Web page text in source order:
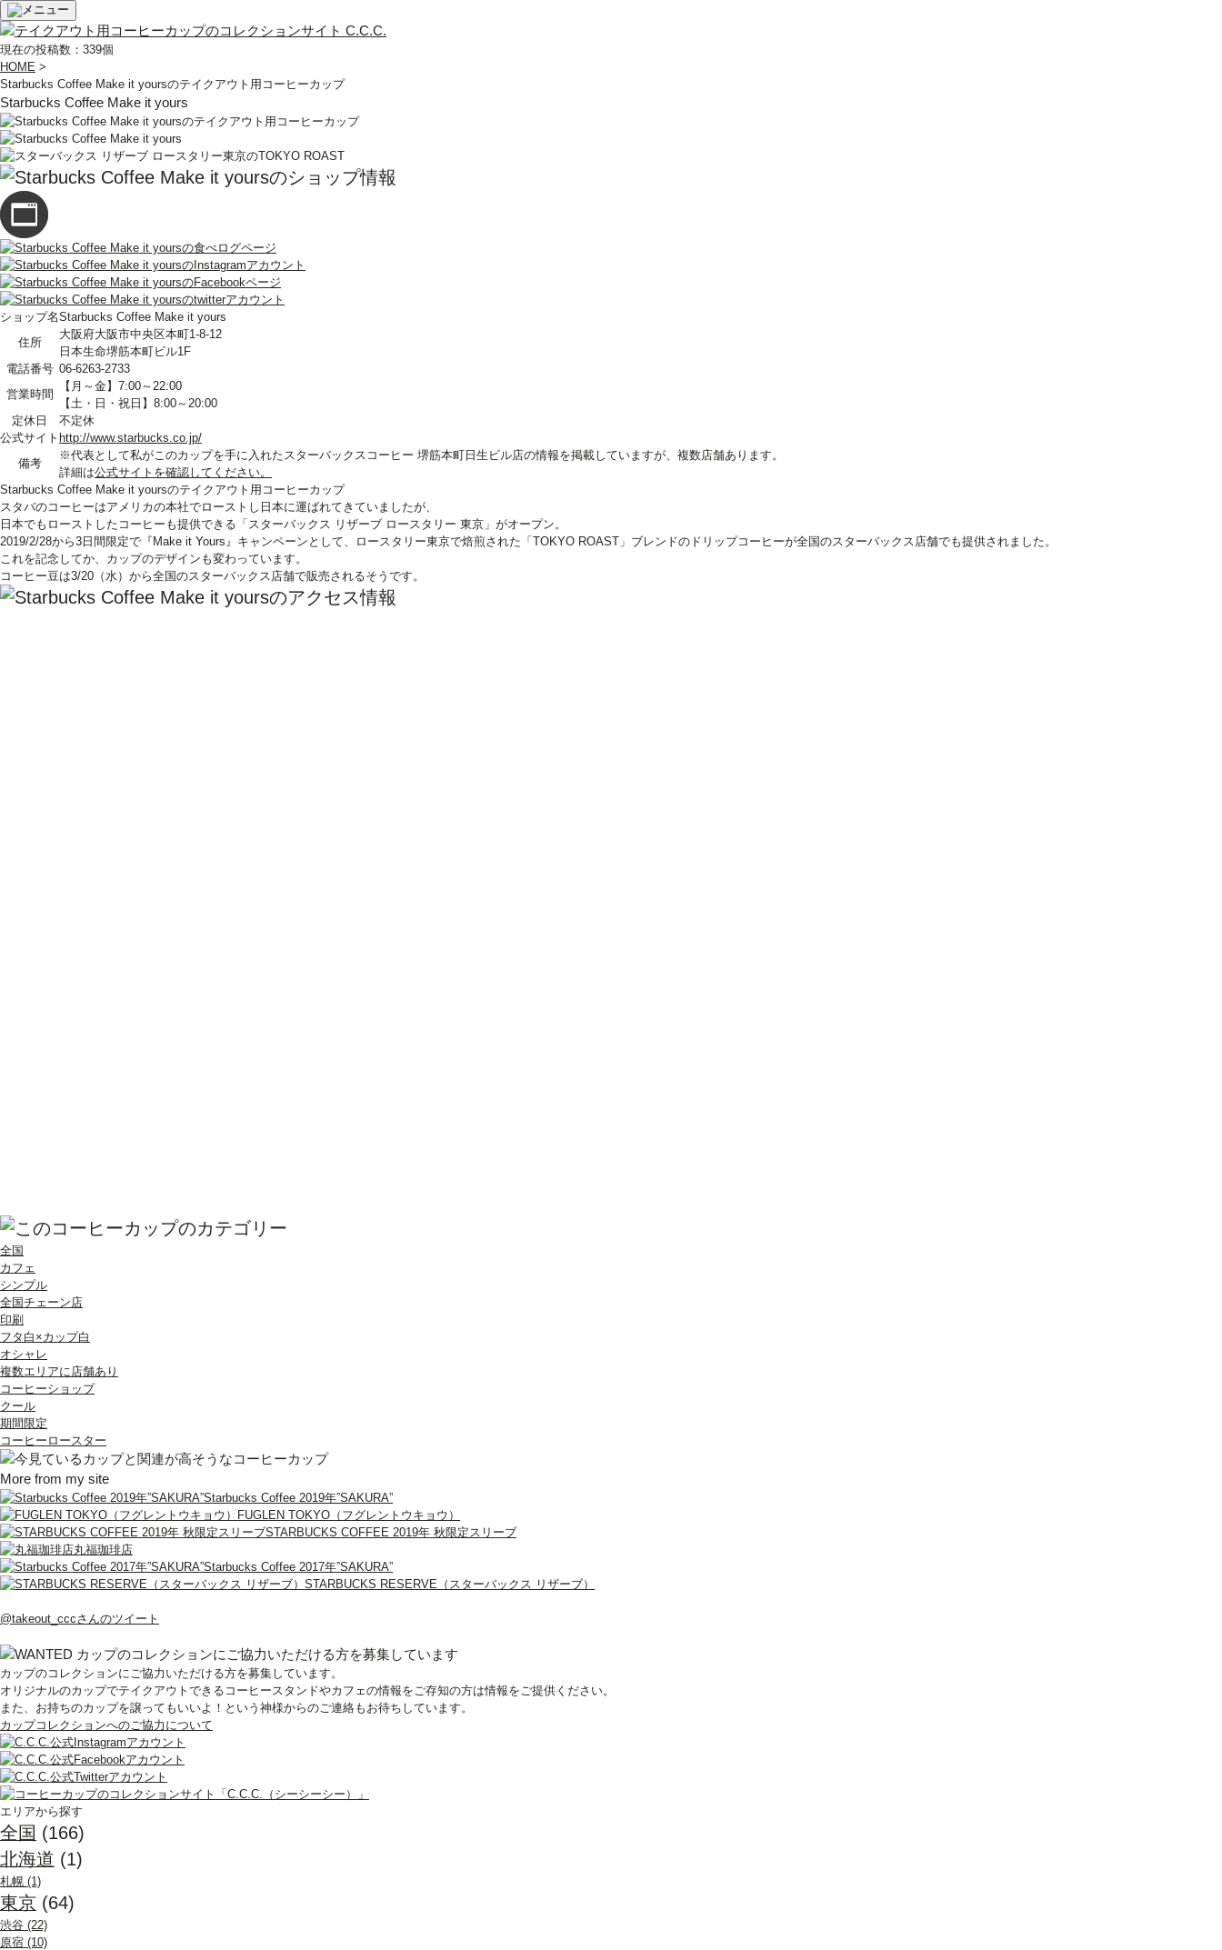
現在の投稿数：339個
HOME >
Starbucks Coffee Make it yoursのテイクアウト用コーヒーカップ
Starbucks Coffee Make it yours
ショップ名Starbucks Coffee Make it yours
住所
大阪府大阪市中央区本町1-8-12
日本生命堺筋本町ビル1F
電話番号 06-6263-2733
営業時間
【月～金】7:00～22:00
【土・日・祝日】8:00～20:00
定休日
不定休
公式サイト http://www.starbucks.co.jp/
備考
※代表として私がこのカップを手に入れたスターバックスコーヒー 堺筋本町日生ビル店の情報を掲載していますが、複数店舗あります。
詳細は公式サイト を確認してください。
Starbucks Coffee Make it yoursのテイクアウト用コーヒーカップ
スタバのコーヒーはアメリカの本社でローストし日本に運ばれてきていましたが、
日本でもローストしたコーヒーも提供できる「スターバックス リザーブ ロースタリー 東京」がオープン。
2019/2/28から3日間限定で『Make it Yours』キャンペーンとして、ロースタリー東京で焙煎された「TOKYO ROAST」ブレンドのドリップコーヒーが全国のスターバックス店舗でも提供されました。
これを記念してか、カップのデザインも変わっています。
コーヒー豆は3/20（水）から全国のスターバックス店舗で販売されるそうです。
全国
カフェ
シンプル
全国チェーン店
印刷
フタ白×カップ白
オシャレ
複数エリアに店舗あり
コーヒーショップ
クール
期間限定
コーヒーロースター
More from my site
Starbucks Coffee 2019年”SAKURA”
FUGLEN TOKYO（フグレントウキョウ）
STARBUCKS COFFEE 2019年 秋限定スリーブ
丸福珈琲店
Starbucks Coffee 2017年”SAKURA”
STARBUCKS RESERVE（スターバックス リザーブ）
@takeout_cccさんのツイート
カップのコレクションにご協力いただける方を募集しています。
オリジナルのカップでテイクアウトできるコーヒースタンドやカフェの情報をご存知の方は情報をご提供ください。
また、お持ちのカップを譲ってもいいよ！という神様からのご連絡もお待ちしています。
カップコレクションへのご協力について
エリアから探す
全国 (166)
北海道 (1)
札幌 (1)
東京 (64)
渋谷 (22)
原宿 (10)